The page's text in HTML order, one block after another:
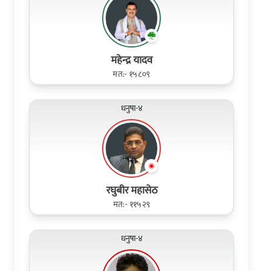
महेन्द्र यादव
मत:- १५८०९
धनुषा-४
रघुबीर महासेठ
मत:- ११५२९
धनुषा-४